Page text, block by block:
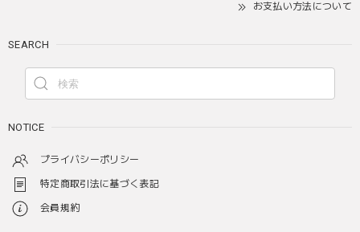
お支払い方法について
SEARCH
NOTICE
プライバシーポリシー
特定商取引法に基づく表記
会員規約